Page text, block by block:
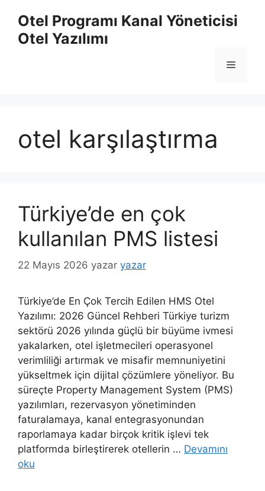
Otel Programı Kanal Yöneticisi
Otel Yazılımı
Menü
otel karşılaştırma
Türkiye’de en çok
kullanılan PMS listesi
22 Mayıs 2026 yazar yazar
Türkiye’de En Çok Tercih Edilen HMS Otel
Yazılımı: 2026 Güncel Rehberi Türkiye turizm
sektörü 2026 yılında güçlü bir büyüme ivmesi
yakalarken, otel işletmecileri operasyonel
verimliliği artırmak ve misafir memnuniyetini
yükseltmek için dijital çözümlere yöneliyor. Bu
süreçte Property Management System (PMS)
yazılımları, rezervasyon yönetiminden
faturalamaya, kanal entegrasyonundan
raporlamaya kadar birçok kritik işlevi tek
platformda birleştirerek otellerin … Devamını
oku